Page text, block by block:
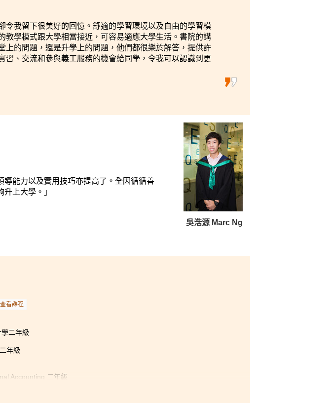
令我留下很美好的回憶。舒適的學習環境以及自由的學習模
教學模式跟大學相當接近，可容易適應大學生活。書院的講
上的問題，還是升學上的問題，他們都很樂於解答，提供許
習、交流和參與義工服務的機會給同學，令我可以認識到更
吳浩源 Marc Ng
導能力以及實用技巧亦提高了。全因循循善
上大學。」
查看課程
二年級
年級
Accounting 二年級
二年級